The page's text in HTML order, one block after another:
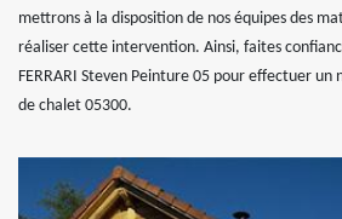
mettrons à la disposition de nos équipes des
réaliser cette intervention. Ainsi, faites
FERRARI Steven Peinture 05 pour effectuer
de chalet 05300.